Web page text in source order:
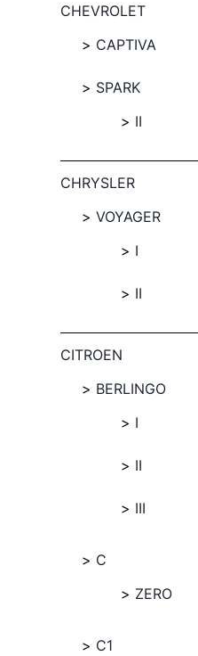
CHEVROLET
CAPTIVA
SPARK
II
CHRYSLER
VOYAGER
I
II
CITROEN
BERLINGO
I
II
III
C
ZERO
C1